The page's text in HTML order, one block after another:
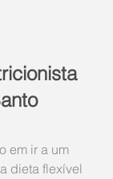
em ir a um
dieta flexível